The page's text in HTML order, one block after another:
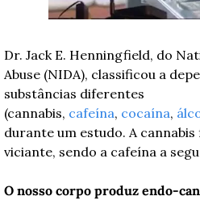
Dr. Jack E. Henningfield, do
Abuse (NIDA), classificou a
substâncias diferentes
(cannabis, cafeína, cocaína,
durante um estudo. A
viciante, sendo a cafeína a
O nosso corpo produz endo-